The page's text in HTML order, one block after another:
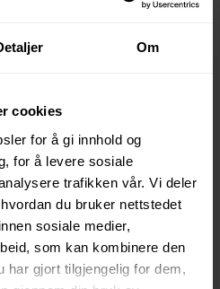
Om
cookies
for å gi innhold og
for å levere sosiale
trafikken vår. Vi deler
du bruker nettstedet
sosiale medier,
som kan kombinere den
har gjort tilgjengelig for dem,
Stark 23" Automatisk